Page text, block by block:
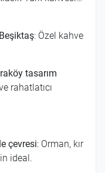
: Özel kahve
tasarım
rahatlatıcı
çevresi: Orman, kır
ideal.